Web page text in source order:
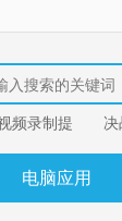
频录制提 决
电脑应用